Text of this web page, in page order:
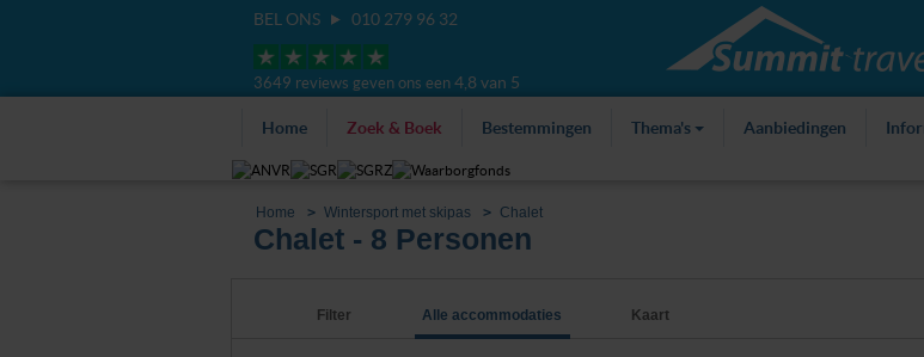
BEL ONS 010 279 96 32
3649 reviews geven ons een 4,8 van 5
Home Zoek & Boek Bestemmingen Thema's Aanbiedingen
Home Wintersport met skipas Chalet
Chalet - 8 Personen
Filter Alle accommodaties Kaart